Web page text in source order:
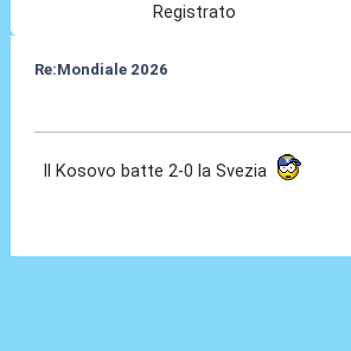
Registrato
Re:Mondiale 2026
Il Kosovo batte 2-0 la Svezia